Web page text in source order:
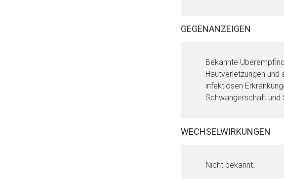
GEGENANZEIGEN
Bekannte
Hautverletzungen und
infektiösen
Schwangerschaft und
WECHSELWIRKUNGEN
Nicht bekannt.
Aufruf einer externen Seite
Der von Ihnen aufgerufene Link öffnet
Betreiber verantwortlich. Ebenso gelten